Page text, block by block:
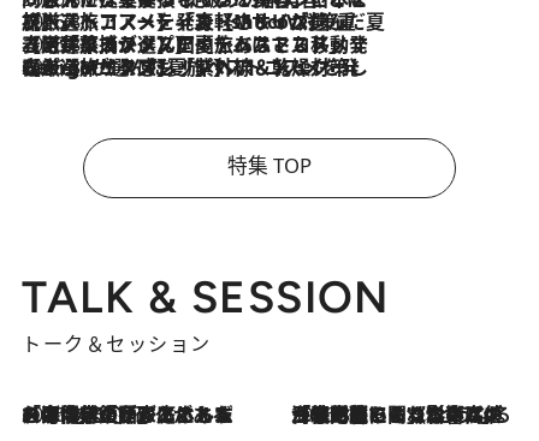
2026.8.6
【厳選旅コスメ】「身軽さ＆UV対策重視！」ヘアアーティストshucoが選んだ夏旅ベストコスメを発表【Mサイズジップ】
2026.8.5
【厳選旅コスメ】国内をあちこち移動する河井菜摘が選んだ夏旅ベストコスメ発表！「リラックスアイテムはマスト」【Mサイズジップ】
2026.8.4
【厳選旅コスメ】「紫外線＆乾燥対策しながらメイク感も！」ヘア＆メイクGeorgeが選んだ夏旅ベストコスメを発表！【Mサイズジップ】
特集 TOP
TALK & SESSION
トーク＆セッション
2026.8.3
「今後値上げがあるとすれば…」「リスクがあるのは今年の冬」エネルギー専門家が語る、ホルムズ海峡封鎖が家庭にもたらす“ある心配” 2026.8.3
「住宅建てられない…」「サーチャージ料の高値が続いている」ホルムズ海峡封鎖による影響はいつまで続く？《エネルギー専門家に聞く“どうなる日本の暮らし”》